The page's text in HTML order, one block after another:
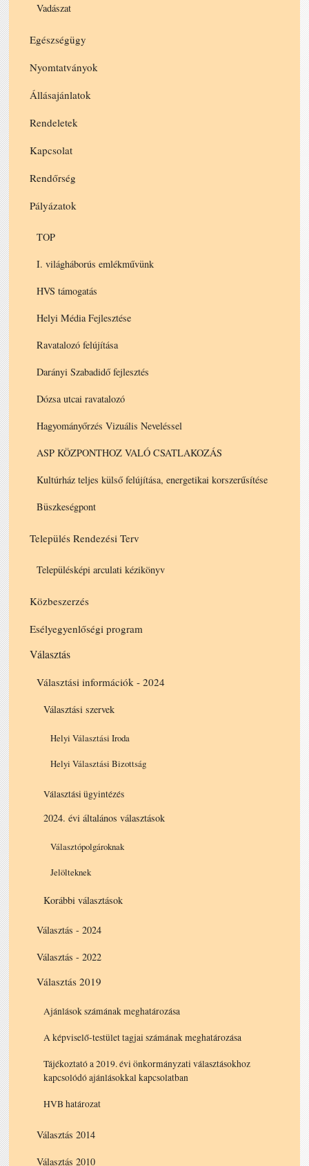
Vadászat
Egészségügy
Nyomtatványok
Állásajánlatok
Rendeletek
Kapcsolat
Rendőrség
Pályázatok
TOP
I. világháborús emlékművünk
HVS támogatás
Helyi Média Fejlesztése
Ravatalozó felújítása
Darányi Szabadidő fejlesztés
Dózsa utcai ravatalozó
Hagyományőrzés Vizuális Neveléssel
ASP KÖZPONTHOZ VALÓ CSATLAKOZÁS
Kultúrház teljes külső felújítása, energetikai korszerűsítése
Büszkeségpont
Település Rendezési Terv
Településképi arculati kézikönyv
Közbeszerzés
Esélyegyenlőségi program
Választás
Választási információk - 2024
Választási szervek
Helyi Választási Iroda
Helyi Választási Bizottság
Választási ügyintézés
2024. évi általános választások
Választópolgároknak
Jelölteknek
Korábbi választások
Választás - 2024
Választás - 2022
Választás 2019
Ajánlások számának meghatározása
A képviselő-testület tagjai számának meghatározása
Tájékoztató a 2019. évi önkormányzati választásokhoz
kapcsolódó ajánlásokkal kapcsolatban
HVB határozat
Választás 2014
Választás 2010